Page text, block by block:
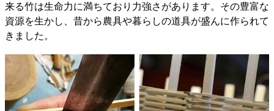
来る竹は生命力に満ちており力強さがあります。その豊富な
資源を生かし、昔から農具や暮らしの道具が盛んに作られて
きました。